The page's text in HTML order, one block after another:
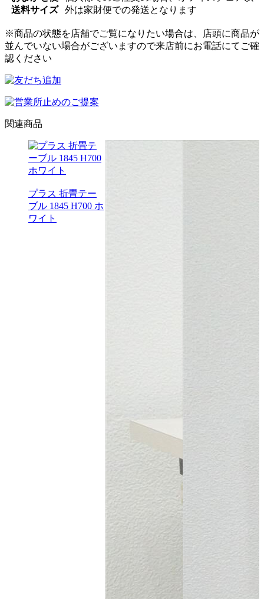
送料サイズ
外は家財便での発送となります
※商品の状態を店舗でご覧になりたい場合は、店頭に商品が
並んでいない場合がございますので来店前にお電話にてご確
認ください
関連商品
プラス 折畳テー
ブル 1845 H700 ホ
ワイト